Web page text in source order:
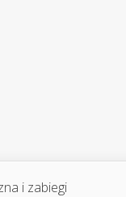
i zabiegi